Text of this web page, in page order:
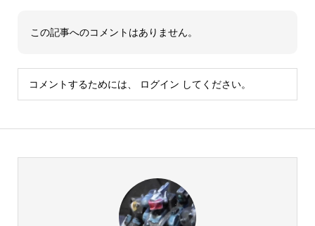
この記事へのコメントはありません。
コメントするためには、 ログイン してください。